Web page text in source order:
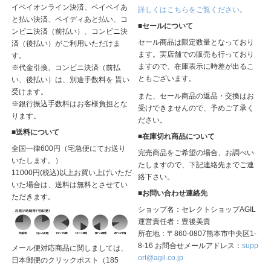
イペイオンライン決済、ペイペイあ
と払い決済、ペイディあと払い、コ
ンビニ決済（前払い）、コンビニ決
済（後払い）がご利用いただけま
す。
※代金引換、コンビニ決済（前払
い、後払い）は、別途手数料を 貰い
受けます。
※銀行振込手数料はお客様負担とな
ります。
■送料について
全国一律600円（宅急便にてお送り
いたします。）
11000円(税込)以上お買い上げいただ
いた場合は、送料は無料とさせてい
ただきます。
メール便対応商品に関しましては、
日本郵便のクリックポスト（185
詳しくはこちらをご覧ください。
■セールについて
セール商品は限定数量となっており
ます。実店舗での販売も行っており
ますので、在庫表示に時差が出るこ
ともございます。
また、セール商品の返品・交換はお
受けできませんので、予めご了承く
ださい。
■在庫切れ商品について
完売商品をご希望の場合、お調べい
たしますので、下記連絡先までご連
絡下さい。
■お問い合わせ連絡先
ショップ名：セレクトショップAGIL
運営責任者：豊後美貴
所在地：〒860-0807熊本市中央区1-
8-16 お問合せメールアドレス：supp
ort@agil.co.jp